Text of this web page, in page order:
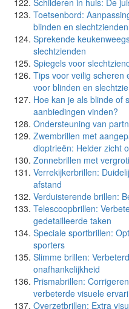
Schilderen in huis: De
Toetsenbord:
blinden en slechtzienden
Sprekende
slechtzienden
Spiegels voor
Tips voor veilig scheren
voor blinden en
Hoe kan je als blinde of
aanbiedingen vinden?
Ondersteuning van
Zwembrillen met
dioptrieën: Helder zicht
Zonnebrillen met
Verrekijkerbrillen:
afstand
Verduisterende brillen:
Telescoopbrillen:
gedetailleerde taken
Speciale sportbrillen:
sporters
Slimme brillen:
onafhankelijkheid
Prismabrillen:
verbeterde visuele
Overzetbrillen: Extra